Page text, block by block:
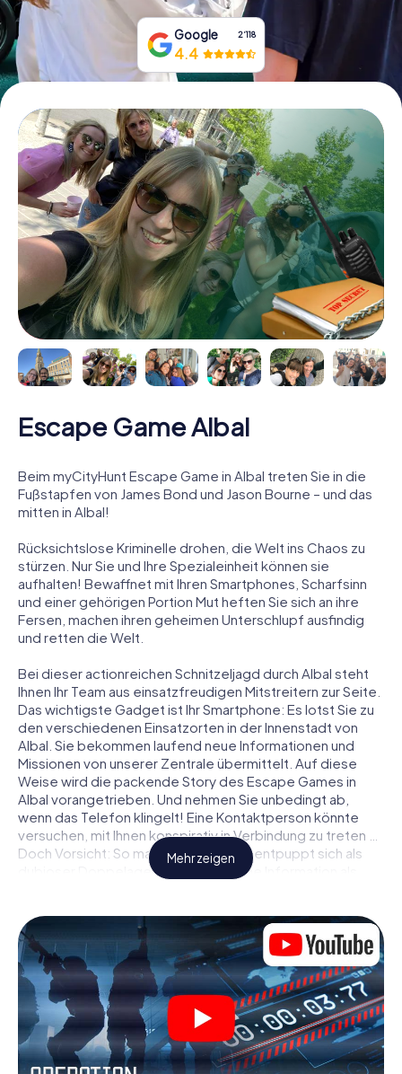
Google 2‘118
4.4
Escape Game Albal
Beim myCityHunt Escape Game in Albal treten Sie in die
Fußstapfen von James Bond und Jason Bourne – und das
mitten in Albal!
Rücksichtslose Kriminelle drohen, die Welt ins Chaos zu
stürzen. Nur Sie und Ihre Spezialeinheit können sie
aufhalten! Bewaffnet mit Ihren Smartphones, Scharfsinn
und einer gehörigen Portion Mut heften Sie sich an ihre
Fersen, machen ihren geheimen Unterschlupf ausfindig
und retten die Welt.
Bei dieser actionreichen Schnitzeljagd durch Albal steht
Ihnen Ihr Team aus einsatzfreudigen Mitstreitern zur Seite.
Das wichtigste Gadget ist Ihr Smartphone: Es lotst Sie zu
den verschiedenen Einsatzorten in der Innenstadt von
Albal. Sie bekommen laufend neue Informationen und
Missionen von unserer Zentrale übermittelt. Auf diese
Weise wird die packende Story des Escape Games in
Albal vorangetrieben. Und nehmen Sie unbedingt ab,
wenn das Telefon klingelt! Eine Kontaktperson könnte
versuchen, mit Ihnen konspirativ in Verbindung zu treten …
Doch Vorsicht: So mancher Informant entpuppt sich als
dubioser Doppelagent und so manche Information als
Sie niemandem!
Anders als in einem klassischen Escape Room in Albal sind
Sie also nicht in ein Zimmer eingesperrt, aus dem Sie sich
in einem vorgegebenen Zeitfenster befreien müssen.
Diese Smartphone Schnitzeljagd erklärt ganz Albal zu
Ihrem persönlichen Spielfeld! Die technische
Voraussetzung für Ihr Agentenabenteuer in Albal: Ein
Smartphone mit Zugang ins mobile Internet. Per Klick
Mehr zeigen